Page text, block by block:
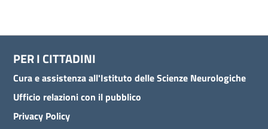
PER I CITTADINI
Cura e assistenza all'Istituto delle Scienze Neurologiche
Ufficio relazioni con il pubblico
Privacy Policy